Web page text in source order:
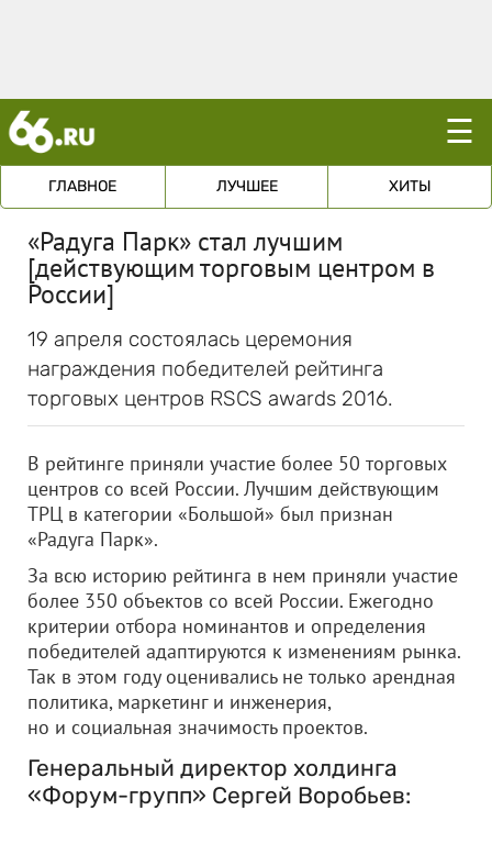
☰
ГЛАВНОЕ ЛУЧШЕЕ ХИТЫ
«Радуга Парк» стал лучшим
[действующим торговым центром в
России]
19 апреля состоялась церемония
награждения победителей рейтинга
торговых центров RSCS awards 2016.
В рейтинге приняли участие более 50 торговых
центров со всей России. Лучшим действующим
ТРЦ в категории «Большой» был признан
«Радуга Парк».
За всю историю рейтинга в нем приняли участие
более 350 объектов со всей России. Ежегодно
критерии отбора номинантов и определения
победителей адаптируются к изменениям рынка.
Так в этом году оценивались не только арендная
политика, маркетинг и инженерия,
но и социальная значимость проектов.
Генеральный директор холдинга
«Форум-групп» Сергей Воробьев: